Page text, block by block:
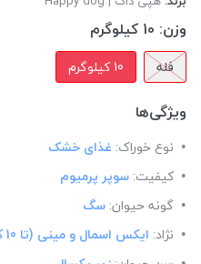
وزن: 10 کیلوگرم
فله 10 کیلوگرم
ویژگی‌ها
نوع خوراک: غذای خشک
کیفیت: سوپر پرمیوم
گونه حیوان: سگ
نژاد: ایکس اسمال و مینی (تا 10 کیلو)